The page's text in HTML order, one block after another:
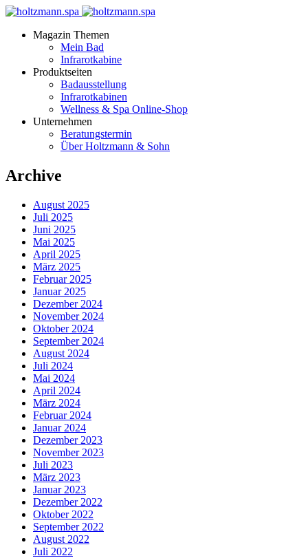
Magazin Themen
Mein Bad
Infrarotkabine
Produktseiten
Badausstellung
Infrarotkabinen
Wellness & Spa Online-Shop
Unternehmen
Beratungstermin
Über Holtzmann & Sohn
Archive
August 2025
Juli 2025
Juni 2025
Mai 2025
April 2025
März 2025
Februar 2025
Januar 2025
Dezember 2024
November 2024
Oktober 2024
September 2024
August 2024
Juli 2024
Mai 2024
April 2024
März 2024
Februar 2024
Januar 2024
Dezember 2023
November 2023
Juli 2023
März 2023
Januar 2023
Dezember 2022
Oktober 2022
September 2022
August 2022
Juli 2022